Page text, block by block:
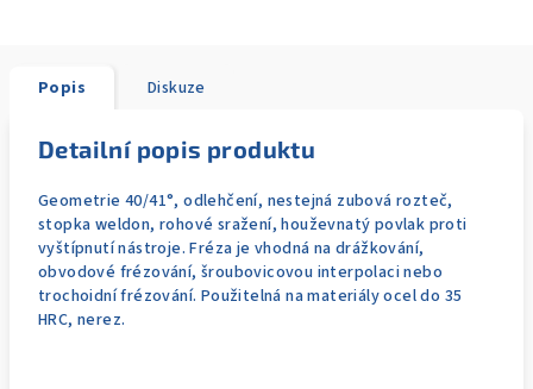
Popis Diskuze
Detailní popis produktu
Geometrie 40/41°, odlehčení, nestejná zubová rozteč,
stopka weldon, rohové sražení, houževnatý povlak proti
vyštípnutí nástroje. Fréza je vhodná na drážkování,
obvodové frézování, šroubovicovou interpolaci nebo
trochoidní frézování. Použitelná na materiály ocel do 35
HRC, nerez.